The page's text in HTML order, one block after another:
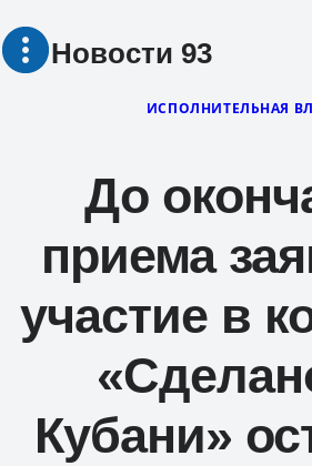
Перейти
Новости 93
ИСПОЛНИТЕЛЬНАЯ
До
приема
участие в
Кубани»